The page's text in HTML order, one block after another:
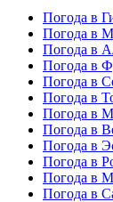
Погода в
Погода в
Погода в
Погода в
Погода в
Погода в
Погода в
Погода в
Погода в
Погода в
Погода в
Погода в